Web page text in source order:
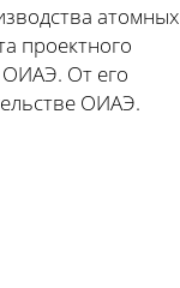
атомных
проектного
От его
ОИАЭ.